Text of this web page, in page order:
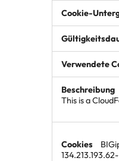
This is a